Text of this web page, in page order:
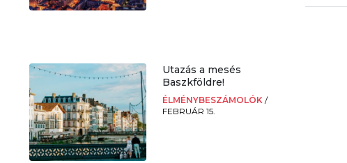
Utazás a mesés
Baszkföldre!
ÉLMÉNYBESZÁMOLÓK /
FEBRUÁR 15.